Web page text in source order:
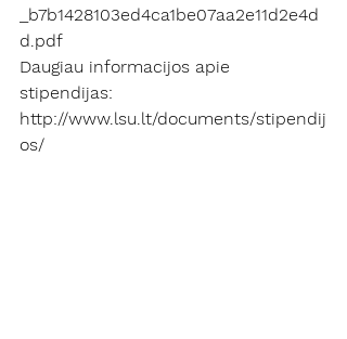
_b7b1428103ed4ca1be07aa2e11d2e4d
d.pdf
Daugiau informacijos apie
stipendijas:
http://www.lsu.lt/documents/stipendij
os/